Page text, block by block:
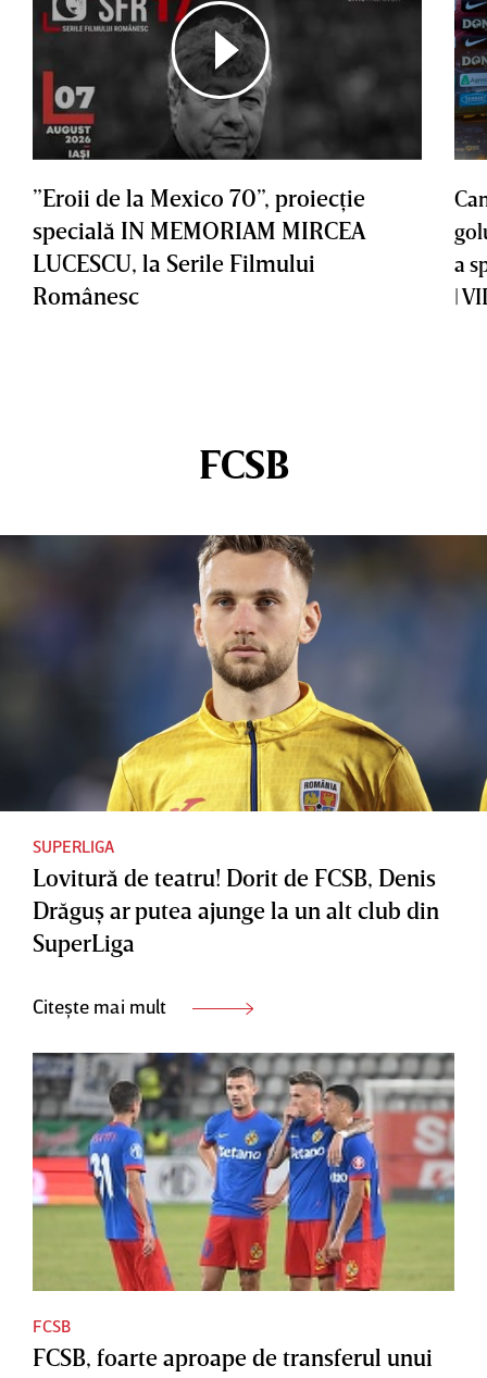
”Eroii de la Mexico 70”, proiecţie
specială IN MEMORIAM MIRCEA
LUCESCU, la Serile Filmului
Românesc
a
|
FCSB
SUPERLIGA
Lovitură de teatru! Dorit de FCSB, Denis
Drăguş ar putea ajunge la un alt club din
SuperLiga
Citește mai mult
FCSB
FCSB, foarte aproape de transferul unui